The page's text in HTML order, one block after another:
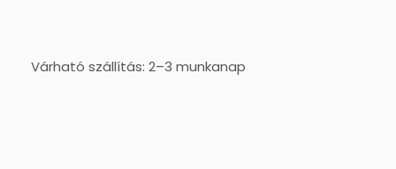
Várható szállítás: 2–3 munkanap